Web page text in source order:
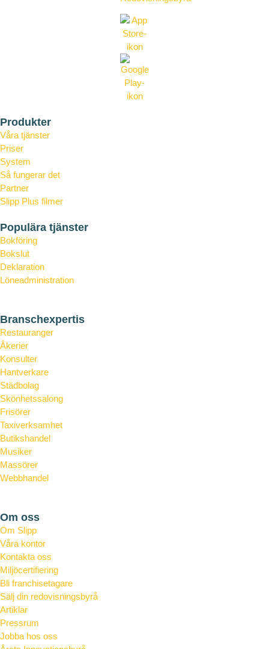
Produkter
Våra tjänster
Priser
System
Så fungerar det
Partner
Slipp Plus filmer
Populära tjänster
Bokföring
Bokslut
Deklaration
Löneadministration
Branschexpertis
Restauranger
Åkerier
Konsulter
Hantverkare
Städbolag
Skönhetssalong
Frisörer
Taxiverksamhet
Butikshandel
Musiker
Massörer
Webbhandel
Om oss
Om Slipp
Våra kontor
Kontakta oss
Miljöcertifiering
Bli franchisetagare
Sälj din redovisningsbyrå
Artiklar
Pressrum
Jobba hos oss